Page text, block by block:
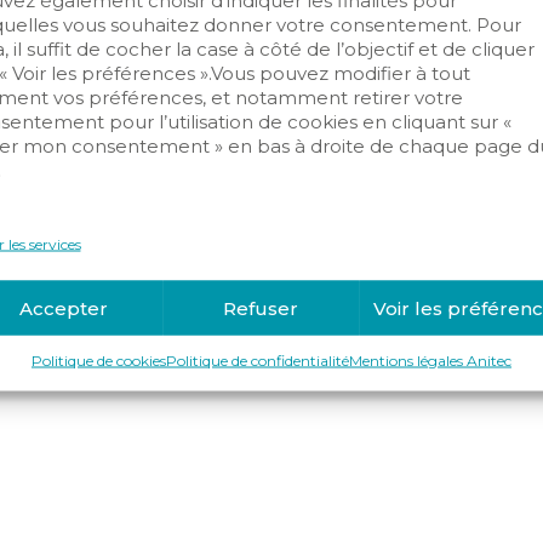
vous souhaitez donner votre consentement. Pour
il suffit de cocher la case à côté de l’objectif et de cliquer
Voir les préférences ».Vous pouvez modifier à tout
vos préférences, et notamment retirer votre
pour l’utilisation de cookies en cliquant sur «
mon consentement » en bas à droite de chaque page
les services
Accepter Refuser Voir les
Politique de cookiesPolitique de confidentialitéMentions légales Anitec
Copyright © 2019-2025 Anitec